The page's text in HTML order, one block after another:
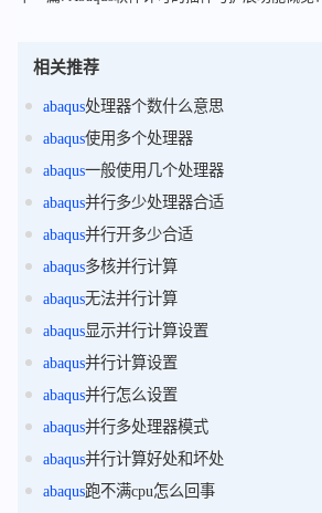
相关推荐
abaqus处理器个数什么意思
abaqus使用多个处理器
abaqus一般使用几个处理器
abaqus并行多少处理器合适
abaqus并行开多少合适
abaqus多核并行计算
abaqus无法并行计算
abaqus显示并行计算设置
abaqus并行计算设置
abaqus并行怎么设置
abaqus并行多处理器模式
abaqus并行计算好处和坏处
abaqus跑不满cpu怎么回事